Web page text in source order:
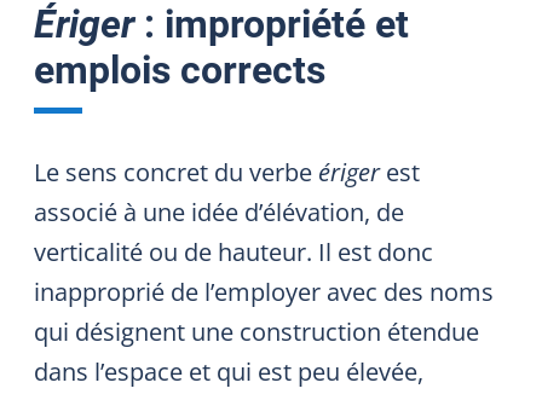
Ériger : impropriété et
emplois corrects
Le sens concret du verbe érigerest
associé à une idée d’élévation, de
verticalité ou de hauteur. Il est donc
inapproprié de l’employer avec des noms
qui désignent une construction étendue
dans l’espace et qui est peu élevée,